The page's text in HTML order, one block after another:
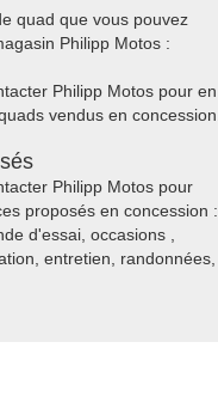
quad que vous pouvez
Philipp Motos :
Philipp Motos pour en
vendus en concession.
Philipp Motos pour
proposés en concession :
d'essai, occasions ,
entretien, randonnées,